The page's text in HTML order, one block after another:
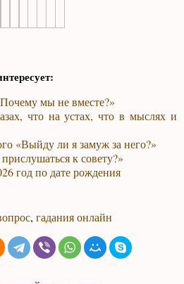
мы не вместе?»
что на устах, что в мыслях и
«Выйду ли я замуж за него?»
к совету?»
год по дате рождения
,гадания онлайн